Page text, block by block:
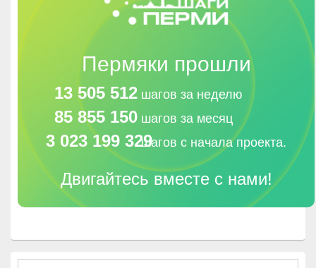
Пермяки прошли
13 505 512 шагов за неделю
85 855 150 шагов за месяц
3 023 199 329шагов с начала проекта.
Двигайтесь вместе с нами!